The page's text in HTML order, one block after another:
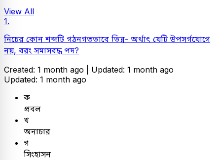
View All
1.
নিচের কোন শব্দটি গঠনগতভাবে ভিন্ন- অর্থাৎ যেটি উপসর্গযোগে
নয়, বরং সমাসবদ্ধ পদ?
Created: 1 month ago | Updated: 1 month ago
Updated: 1 month ago
ক
প্রবল
খ
অনাচার
গ
সিংহাসন